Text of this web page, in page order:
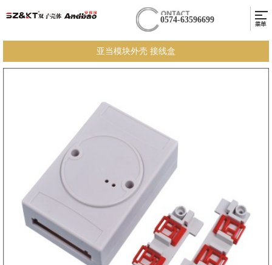
0574-63596699
亚当模块外壳 接线盒